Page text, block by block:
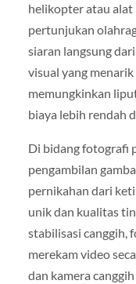
helikopter atau alat
pertunjukan
siaran langsung
visual yang
memungkinkan
biaya lebih rendah
Di bidang fotografi
pengambilan
pernikahan dari
unik dan kualitas
stabilisasi canggih,
merekam video
dan kamera